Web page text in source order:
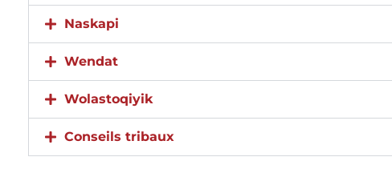
Naskapi
Wendat
Wolastoqiyik
Conseils tribaux